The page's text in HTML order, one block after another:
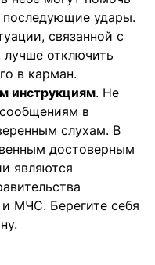
последующие удары.
связанной с
отключить
в карман.
инструкциям. Не
в
слухам. В
достоверным
являются
МЧС. Берегите себя